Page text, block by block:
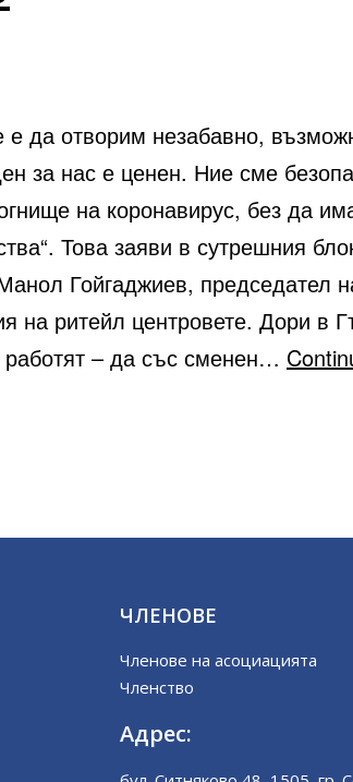
да отворим незабавно,
за нас е ценен. Ние сме
на коронавирус, без да
Това заяви в сутрешния
Гойгаджиев, председател
на ритейл центровете. Дори в
работят – да със сменен…
ЧЛЕНОВЕ
Членове на асоциацията
Членство
Адрес: